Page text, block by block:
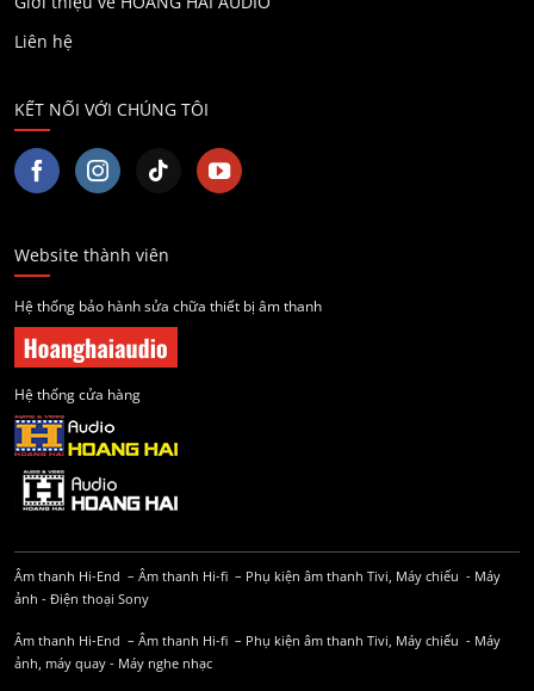
Liên hệ
KẾT NỐI VỚI CHÚNG TÔI
Website thành viên
Hệ thống bảo hành sửa chữa thiết bị âm thanh
Hệ thống cửa hàng
Âm thanh Hi-End – Âm thanh Hi-fi – Phụ kiện âm thanh Tivi, Máy chiếu - Máy
ảnh - Điện thoại Sony
Âm thanh Hi-End – Âm thanh Hi-fi – Phụ kiện âm thanh Tivi, Máy chiếu - Máy
ảnh, máy quay - Máy nghe nhạc